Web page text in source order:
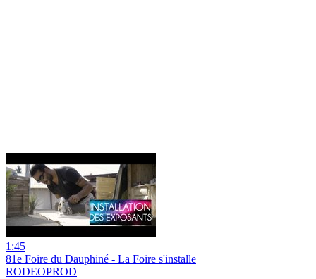
1:45
81e Foire du Dauphiné - La Foire s'installe
RODEOPROD